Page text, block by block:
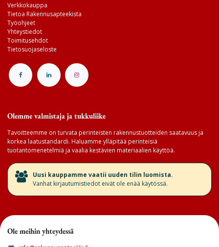
Verkkokauppa
Tietoa Rakennusapteekista
Työohjeet
Yhteystiedot
Toimitusehdot
Tietosuojaseloste
Olemme valmistaja ja tukkuliike
Tavoitteemme on turvata perinteisten rakennustuotteiden saatavuus ja
korkea laatustandardi. Haluamme ylläpitää perinteisiä
tuotantomenetelmiä ja vaalia kestävien materiaalien käyttöä.
​Uusi kauppamme vaatii uuden tilin luomista.
Vanhat kirjautumistiedot eivät ole enää käytössä.
Ole meihin yhteydessä